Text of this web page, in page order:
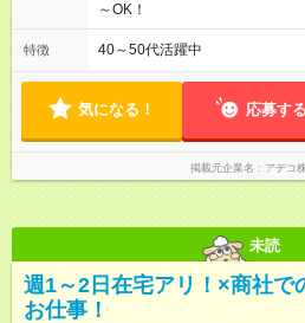
～OK！
特徴 40～50代活躍中
気になる！ 応募する
掲載元企業名 アデコ
未読
週1～2日在宅アリ！×商社で
お仕事！